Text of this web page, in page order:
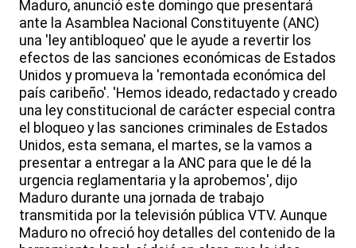
Maduro, anunció este domingo que presentará
ante la Asamblea Nacional Constituyente (ANC)
una 'ley antibloqueo' que le ayude a revertir los
efectos de las sanciones económicas de Estados
Unidos y promueva la 'remontada económica del
país caribeño'. 'Hemos ideado, redactado y creado
una ley constitucional de carácter especial contra
el bloqueo y las sanciones criminales de Estados
Unidos, esta semana, el martes, se la vamos a
presentar a entregar a la ANC para que le dé la
urgencia reglamentaria y la aprobemos', dijo
Maduro durante una jornada de trabajo
transmitida por la televisión pública VTV. Aunque
Maduro no ofreció hoy detalles del contenido de la